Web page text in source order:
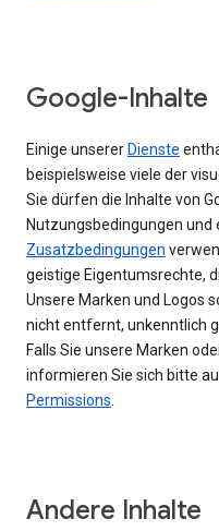
Google-Inhalte
Einige unserer Dienste
beispielsweise viele der
Sie dürfen die Inhalte von
Nutzungsbedingungen und
Zusatzbedingungen
geistige Eigentumsrechte,
Unsere Marken und Logos
nicht entfernt, unkenntlich
Falls Sie unsere Marken
informieren Sie sich bitte
Permissions
Andere Inhalte